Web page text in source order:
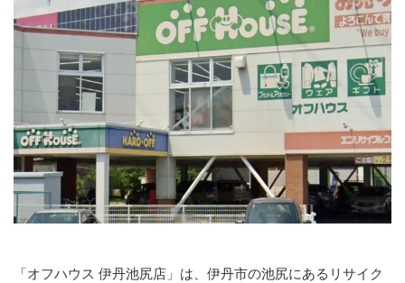
「オフハウス 伊丹池尻店」は、伊丹市の池尻にあるリサイク